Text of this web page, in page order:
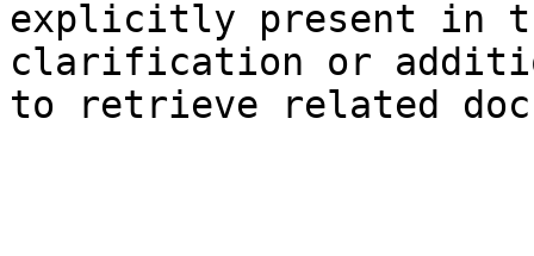
explicitly present in
clarification or